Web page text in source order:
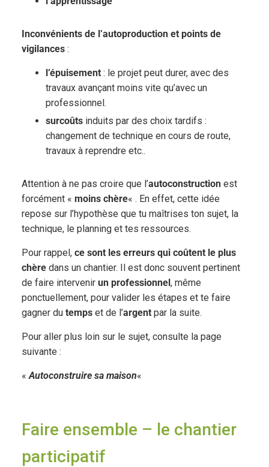
Inconvénients de l’autoproduction et points de
vigilances:
l’épuisement: le projet peut durer, avec des
travaux avançant moins vite qu’avec un
professionnel.
surcoûtsinduits par des choix tardifs :
changement de technique en cours de route,
travaux à reprendre etc..
Attention à ne pas croire que l’autoconstructionest
forcément « moins chère« . En effet, cette idée
repose sur l’hypothèse que tu maîtrises ton sujet, la
technique, le planning et tes ressources.
Pour rappel, ce sont les erreurs qui coûtent le plus
chèredans un chantier. Il est donc souvent pertinent
de faire intervenir un professionnel, même
ponctuellement, pour valider les étapes et te faire
gagner du tempset de l’argentpar la suite.
Pour aller plus loin sur le sujet, consulte la page
suivante :
«Autoconstruire sa maison«
Faire ensemble – le chantier
participatif